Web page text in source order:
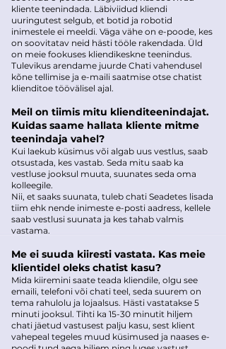
kliente teenindada. Läbiviidud kliendi
uuringutest selgub, et botid ja robotid
inimestele ei meeldi. Väga vähe on e-poode, kes
on soovitatav neid hästi tööle rakendada. Üld
on meie fookuses kliendikeskne teenindus.
Tulevikus arendame juurde Chati vahendusel
kõne tellimise ja e-maili saatmise otse chatist
klienditoe töövälisel ajal.
Meil on tiimis mitu klienditeenindajat.
Kuidas saame hallata kliente mitme
teenindaja vahel?
Kui laekub küsimus või algab uus vestlus, saab
otsustada, kes vastab. Seda mitu saab ka
vestluse jooksul muuta, suunates seda oma
kolleegile.
Nii, et saaks suunata, tuleb chati Seadetes lisada
tiim ehk nende inimeste e-posti aadress, kellele
saab vestlusi suunata ja kes tahab valmis
vastama.
Me ei suuda kiiresti vastata. Kas meie
klientidel oleks chatist kasu?
Mida kiiremini saate teada kliendile, olgu see
emaili, telefoni või chati teel, seda suurem on
tema rahulolu ja lojaalsus. Hästi vastatakse 5
minuti jooksul. Tihti ka 15-30 minutit hiljem
chati jäetud vastusest palju kasu, sest klient
vahepeal tegeles muud küsimused ja naases e-